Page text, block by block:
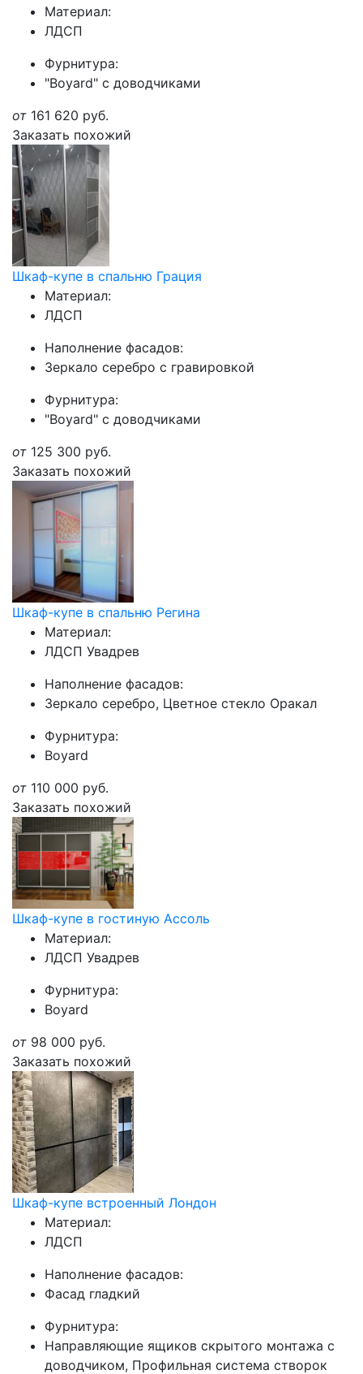
Материал:
ЛДСП
Фурнитура:
"Boyard" с доводчиками
от 161 620 руб.
Заказать похожий
Шкаф-купе в спальню Грация
Материал:
ЛДСП
Наполнение фасадов:
Зеркало серебро с гравировкой
Фурнитура:
"Boyard" с доводчиками
от 125 300 руб.
Заказать похожий
Шкаф-купе в спальню Регина
Материал:
ЛДСП Увадрев
Наполнение фасадов:
Зеркало серебро, Цветное стекло Оракал
Фурнитура:
Boyard
от 110 000 руб.
Заказать похожий
Шкаф-купе в гостиную Ассоль
Материал:
ЛДСП Увадрев
Фурнитура:
Boyard
от 98 000 руб.
Заказать похожий
Шкаф-купе встроенный Лондон
Материал:
ЛДСП
Наполнение фасадов:
Фасад гладкий
Фурнитура:
Направляющие ящиков скрытого монтажа с
доводчиком, Профильная система створок